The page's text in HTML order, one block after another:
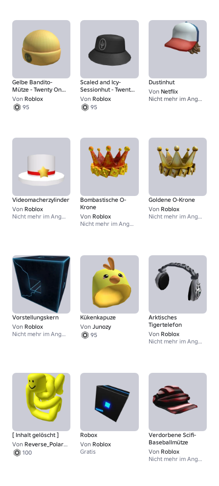
Gelbe Bandito-
Mütze - Twenty One
Pilots
Von Roblox
95
Scaled and Icy-
Sessionhut - Twenty
One Pilots
Von Roblox
95
Dustinhut
Von Netflix
Nicht mehr im Angebot
Videomacherzylinder
Von Roblox
Nicht mehr im Angebot
Bombastische O-
Krone
Von Roblox
Nicht mehr im Angebot
Goldene O-Krone
Von Roblox
Nicht mehr im Angebot
Vorstellungskern
Von Roblox
Nicht mehr im Angebot
Kükenkapuze
Von Junozy
95
Arktisches
Tigertelefon
Von Roblox
Nicht mehr im Angebot
[ Inhalt gelöscht ]
Von Reverse_Polarity
100
Robox
Von Roblox
Gratis
Verdorbene Scifi-
Baseballmütze
Von Roblox
Nicht mehr im Angebot